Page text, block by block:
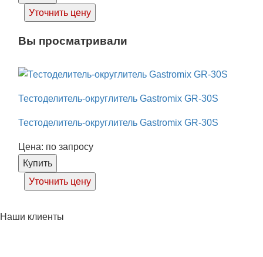
Уточнить цену
Вы просматривали
Тестоделитель-округлитель Gastromix GR-30S
Тестоделитель-округлитель Gastromix GR-30S
Цена: по запросу
Купить
Уточнить цену
Наши клиенты